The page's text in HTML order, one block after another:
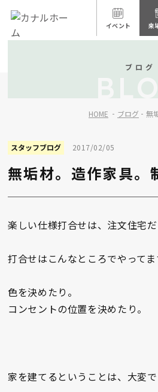
イベント 来
ブログ
HOME ブログ 無
スタッフブログ 2017/02/05
無垢材。造作家具。
楽しい仕様打合せは、注文住宅だ
打合せはこんなところでやってま
色を決めたり。
コンセントの位置を決めたり。
家を建てるということは、大変で